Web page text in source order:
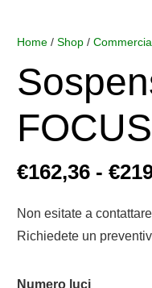
Home /Shop /
FOCUS
€162,36 - €
Non esitate a
Richiedete un
Numero luci